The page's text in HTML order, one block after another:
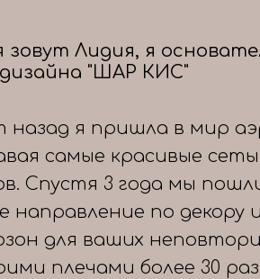
зовут Лидия, я
"ШАР КИС"
назад я пришла в мир
самые красивые
Спустя 3 года мы
направление по декору
для ваших
плечами более 30